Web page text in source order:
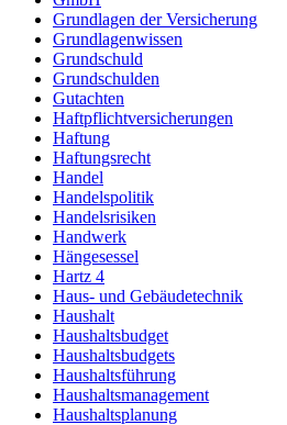
Grundlagen der Versicherung
Grundlagenwissen
Grundschuld
Grundschulden
Gutachten
Haftpflichtversicherungen
Haftung
Haftungsrecht
Handel
Handelspolitik
Handelsrisiken
Handwerk
Hängesessel
Hartz 4
Haus- und Gebäudetechnik
Haushalt
Haushaltsbudget
Haushaltsbudgets
Haushaltsführung
Haushaltsmanagement
Haushaltsplanung